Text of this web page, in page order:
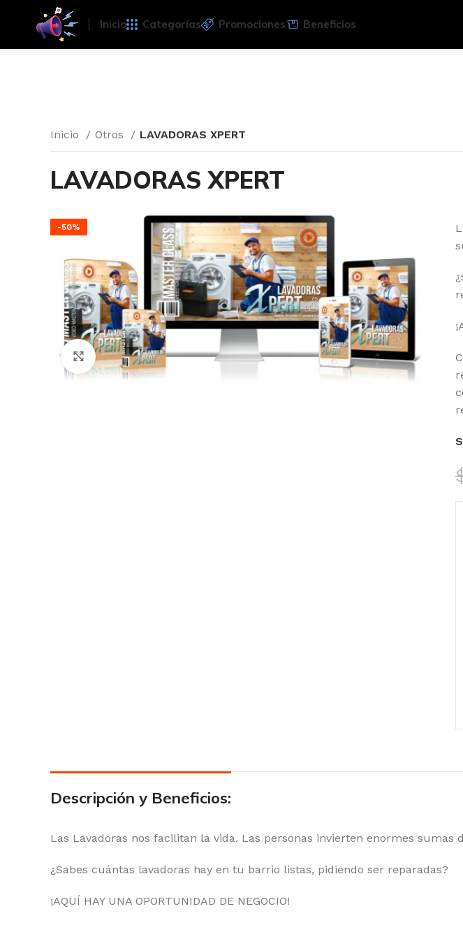
Inicio Categorías Promociones Beneficios
Inicio Otros LAVADORAS XPERT
LAVADORAS XPERT
-50%
Click to enlarge
Descripción y Beneficios:
Las Lavadoras nos facilitan la vida. Las personas invierten enormes sumas
¿Sabes cuántas lavadoras hay en tu barrio listas, pidiendo ser reparadas?
¡AQUÍ HAY UNA OPORTUNIDAD DE NEGOCIO!